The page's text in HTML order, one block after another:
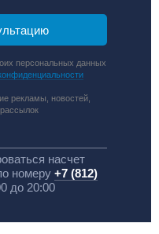
персональных данных
рекламы, новостей,
насчет
номеру +7 (812)
до 20:00